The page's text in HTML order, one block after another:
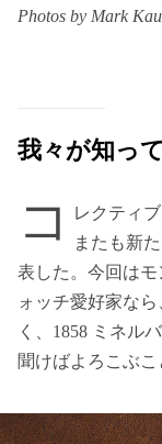
Photos by Mark
我々が知っ
コ
レクティ
またも新
表した。今回は
ォッチ愛好家な
く、1858 ミネル
聞けばよろこぶこ